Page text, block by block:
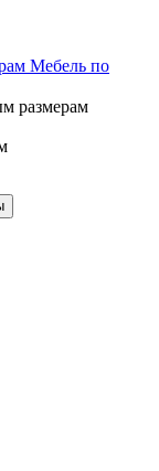
Мебель по